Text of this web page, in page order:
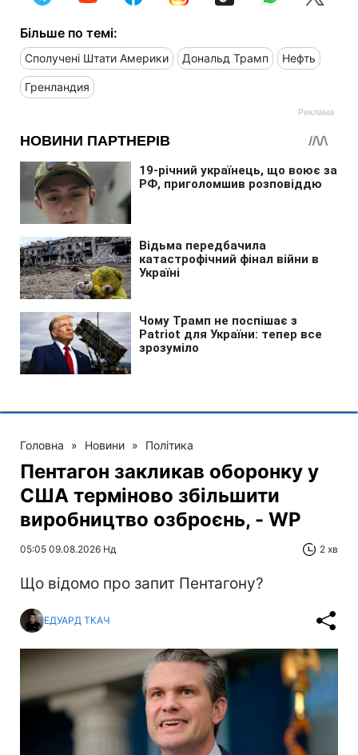
Більше по темі:
Сполучені Штати Америки Дональд Трамп Нефть
Гренландия
Головна » Новини » Політика
Пентагон закликав оборонку у
США терміново збільшити
виробництво озброєнь, - WP
05:05 09.08.2026 Нд 2 хв
Що відомо про запит Пентагону?
ЕДУАРД ТКАЧ